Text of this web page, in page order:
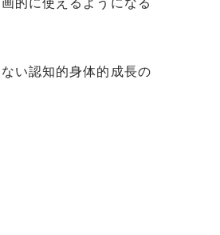
的に使えるようになる
い認知的身体的成長の